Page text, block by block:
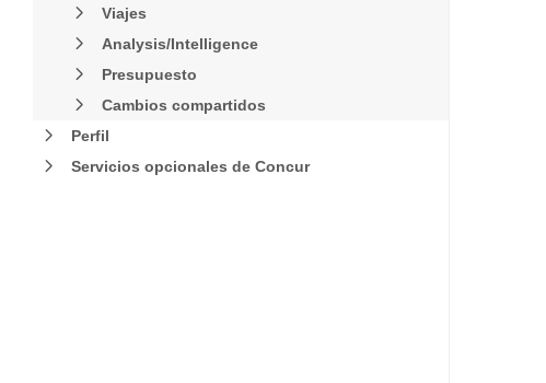
Viajes
Analysis/Intelligence
Presupuesto
Cambios compartidos
Perfil
Servicios opcionales de Concur